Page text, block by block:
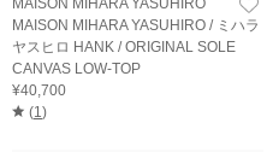
MAISON MIHARA YASUHIRO / ミハラ
ヤスヒロ HANK / ORIGINAL SOLE
CANVAS LOW-TOP
¥40,700
(1 )